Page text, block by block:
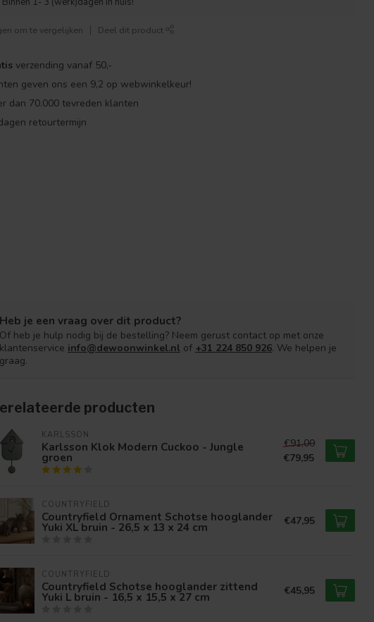
om te vergelijken Deel dit product
verzending vanaf 50,-
geven ons een 9,2 op webwinkelkeur!
dan 70.000 tevreden klanten
retourtermijn
Heb je een vraag over dit product?
Of heb je hulp nodig bij de bestelling? Neem gerust contact op met onze
klantenservice info@dewoonwinkel.nl of +31 224 850 926. We helpen je
graag.
producten
KARLSSON
Karlsson Klok Modern Cuckoo - Jungle
groen
€91,00
€79,95
COUNTRYFIELD
Countryfield Ornament Schotse hooglander
Yuki XL bruin - 26,5 x 13 x 24 cm €47,95
COUNTRYFIELD
Countryfield Schotse hooglander zittend
Yuki L bruin - 16,5 x 15,5 x 27 cm €45,95